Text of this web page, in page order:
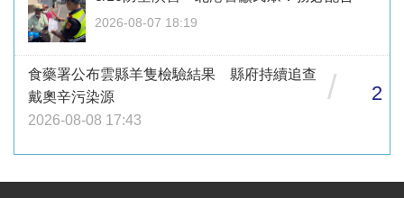
2026-08-07 18:19
食藥署公布雲縣羊隻檢驗結果 縣府持續追查
戴奧辛污染源
2026-08-08 17:43
/ 2